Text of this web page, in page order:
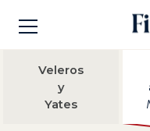
Veleros
y
Yates